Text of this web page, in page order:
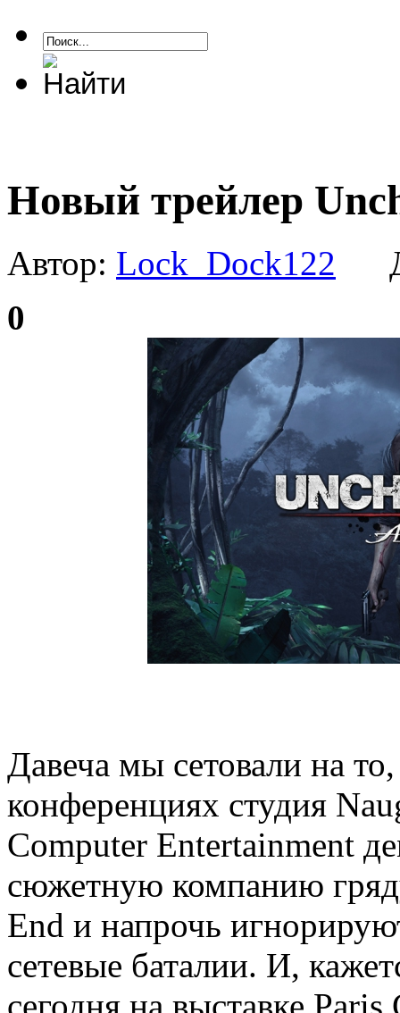
Новый трейлер
Автор: Lock_Dock122
0
Давеча мы сетовали на
конференциях студия
Computer Entertainment
сюжетную компанию
End и напрочь
сетевые баталии. И,